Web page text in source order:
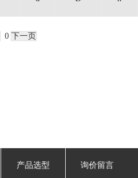
0 下一页
产品选型 询价留言